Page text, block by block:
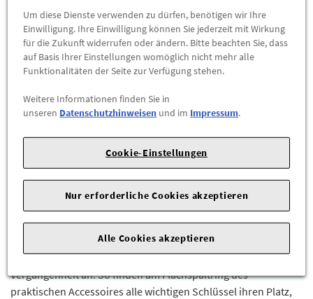
Abholung
Preis inkl.19%MwSt.
Abholbar andiesen Standorten
10,90 €
ZUM WARENKORB HINZUFÜGEN
Herstellerangaben:Mercedes-Benz AG |Mercedesstr. 120 |
70723 Stuttgart |Tel: +49711170 |E-Mail:
dialog.mb@mercedes-benz.com
| Webseite:
https://www.mercedes-benz.com
Mit dem Schlüsselanhänger Brüssel, aus hochglanzpoliertem
Zinkdruckguss, gehört die Schlüsselsuche ein für alle Mal der
Vergangenheit an. So finden am Flachspaltring des
praktischen Accessoires alle wichtigen Schlüssel ihren Platz,
Um diese Dienste verwenden zu dürfen, benötigen wir Ihre
Einwilligung. Ihre Einwilligung können Sie jederzeit mit Wirkung
für die Zukunft widerrufen oder ändern. Bitte beachten Sie, dass
auf Basis Ihrer Einstellungen womöglich nicht mehr alle
Funktionalitäten der Seite zur Verfügung stehen.
Weitere Informationen finden Sie in
unseren Datenschutzhinweisen und im Impressum.
Cookie-Einstellungen
Nur erforderliche Cookies akzeptieren
Alle Cookies akzeptieren